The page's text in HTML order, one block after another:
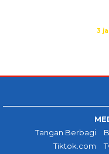
3
Tangan Berbagi
Tiktok.com